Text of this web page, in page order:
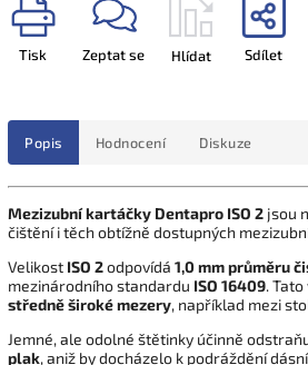
Tisk Zeptat se Hlídat Sdílet
Popis Hodnocení Diskuze
Mezizubní kartáčky Dentapro ISO 2 jsou
čištění i těch obtížně dostupných
Velikost ISO 2odpovídá 1,0 mm průměru
mezinárodního standardu ISO 16409.
středně široké mezery, například mezi
Jemné, ale odolné štětinky účinně
plak, aniž by docházelo k podráždění